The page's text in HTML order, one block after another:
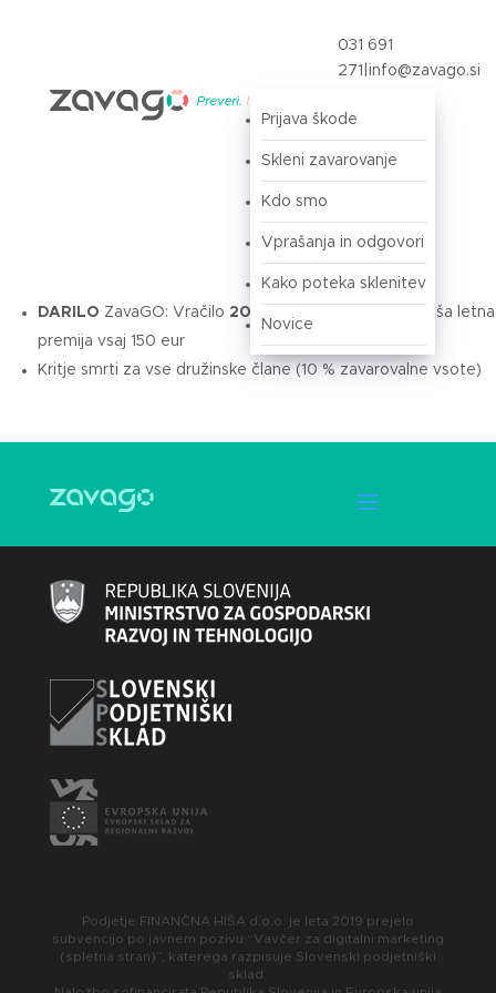
031 691
271 info@zavago.si
Prijava škode
Skleni zavarovanje
Kdo smo
Vprašanja in odgovori
Kako poteka sklenitev
Novice
DARILO ZavaGO: Vračilo 20 eur
če znaša letna
premija vsaj 150 eur
Kritje smrti za vse družinske člane (10 % zavarovalne vsote)
Podjetje FINANČNA HIŠA d.o.o. je leta 2019 prejelo
subvencijo po javnem pozivu “Vavčer za digitalni marketing
(spletna stran)”, katerega razpisuje Slovenski podjetniški
sklad.